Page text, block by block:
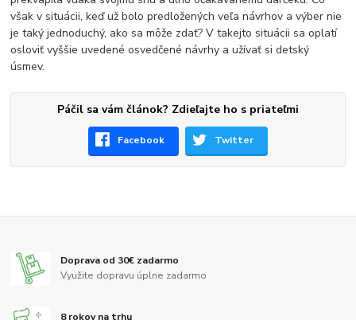
však v situácii, keď už bolo predložených veľa návrhov a výber nie
je taký jednoduchý, ako sa môže zdať? V takejto situácii sa oplatí
osloviť vyššie uvedené osvedčené návrhy a užívať si detský
úsmev.
Páčil sa vám článok? Zdieľajte ho s priateľmi
Facebook Twitter
Doprava od 30€ zadarmo
Využite dopravu úplne zadarmo
8 rokov na trhu